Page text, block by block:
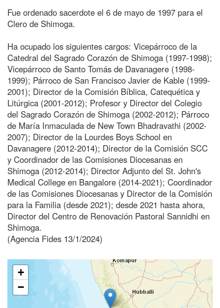
Fue ordenado sacerdote el 6 de mayo de 1997 para el
Clero de Shimoga.
Ha ocupado los siguientes cargos: Vicepárroco de la
Catedral del Sagrado Corazón de Shimoga (1997-1998);
Vicepárroco de Santo Tomás de Davanagere (1998-
1999); Párroco de San Francisco Javier de Kable (1999-
2001); Director de la Comisión Bíblica, Catequética y
Litúrgica (2001-2012); Profesor y Director del Colegio
del Sagrado Corazón de Shimoga (2002-2012); Párroco
de María Inmaculada de New Town Bhadravathi (2002-
2007); Director de la Lourdes Boys School en
Davanagere (2012-2014); Director de la Comisión SCC
y Coordinador de las Comisiones Diocesanas en
Shimoga (2012-2014); Director Adjunto del St. John's
Medical College en Bangalore (2014-2021); Coordinador
de las Comisiones Diocesanas y Director de la Comisión
para la Familia (desde 2021); desde 2021 hasta ahora,
Director del Centro de Renovación Pastoral Sannidhi en
Shimoga.
(Agencia Fides 13/1/2024)
+
−